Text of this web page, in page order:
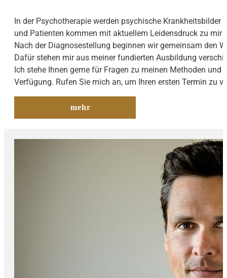
In der Psychotherapie werden psychische Krankheitsbilder
und Patienten kommen mit aktuellem Leidensdruck zu mir
Nach der Diagnosestellung beginnen wir gemeinsam den
Dafür stehen mir aus meiner fundierten Ausbildung
Ich stehe Ihnen gerne für Fragen zu meinen Methoden und
Verfügung. Rufen Sie mich an, um Ihren ersten Termin zu
mehr